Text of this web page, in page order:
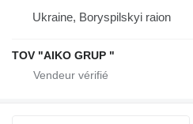
Ukraine, Boryspilskyi raion
TOV "AIKO GRUP "